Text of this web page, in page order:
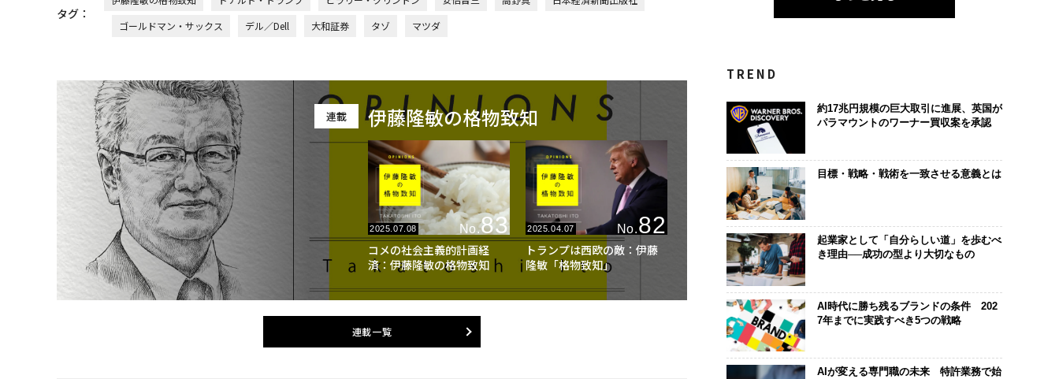
タグ：
ゴールドマン・サックス
デル／Dell 大和証券 タゾ マツダ
連載 伊藤隆敏の格物致知
2025.07.08 No.83
コメの社会主義的計画経
済：伊藤隆敏の格物致知
2025.04.07 No.82
トランプは西欧の敵：伊藤
隆敏「格物致知」
連載一覧
TREND
約17兆円規模の巨大取引に進展、英国が
パラマウントのワーナー買収案を承認
目標・戦略・戦術を一致させる意義とは
起業家として「自分らしい道」を歩むべ
き理由──成功の型より大切なもの
AI時代に勝ち残るブランドの条件 202
7年までに実践すべき5つの戦略
AIが変える専門職の未来 特許業務で始